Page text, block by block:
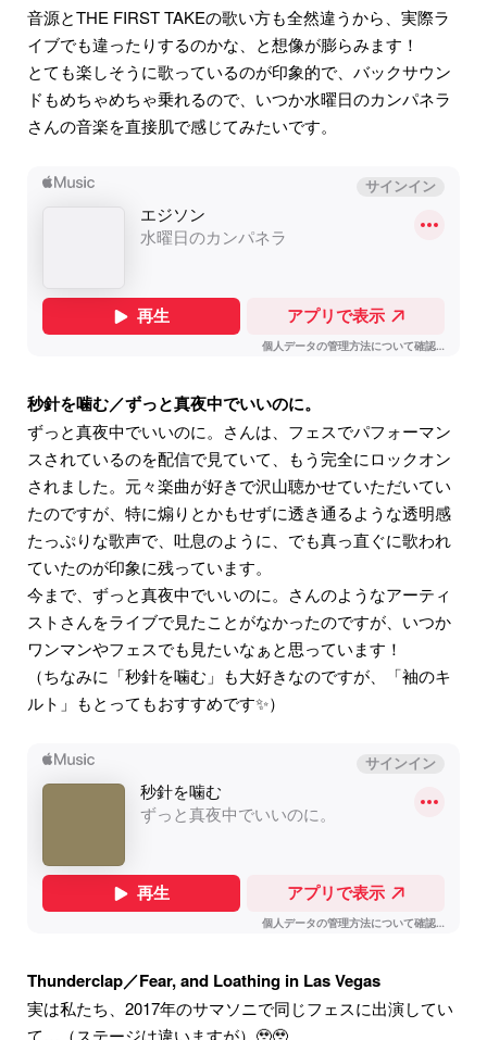
音源とTHE FIRST TAKEの歌い方も全然違うから、実際ラ
イブでも違ったりするのかな、と想像が膨らみます！
とても楽しそうに歌っているのが印象的で、バックサウン
ドもめちゃめちゃ乗れるので、いつか水曜日のカンパネラ
さんの音楽を直接肌で感じてみたいです。
秒針を噛む／ずっと真夜中でいいのに。
ずっと真夜中でいいのに。さんは、フェスでパフォーマン
スされているのを配信で見ていて、もう完全にロックオン
されました。元々楽曲が好きで沢山聴かせていただいてい
たのですが、特に煽りとかもせずに透き通るような透明感
たっぷりな歌声で、吐息のように、でも真っ直ぐに歌われ
ていたのが印象に残っています。
今まで、ずっと真夜中でいいのに。さんのようなアーティ
ストさんをライブで見たことがなかったのですが、いつか
ワンマンやフェスでも見たいなぁと思っています！
（ちなみに「秒針を噛む」も大好きなのですが、「袖のキ
ルト」もとってもおすすめです✨）
Thunderclap／Fear, and Loathing in Las Vegas
実は私たち、2017年のサマソニで同じフェスに出演してい